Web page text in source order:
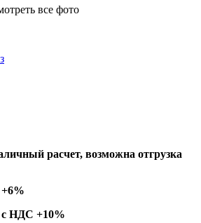
все фото
расчет, возможна отгрузка
с НДС +10%